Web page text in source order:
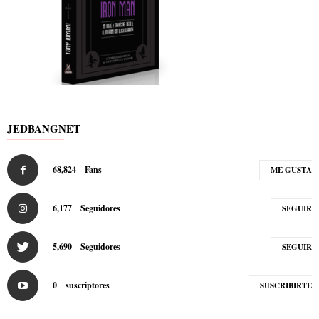
JEDBANGNET
68,824 Fans ME GUSTA
6,177 Seguidores SEGUIR
5,690 Seguidores SEGUIR
0 suscriptores SUSCRIBIRTE